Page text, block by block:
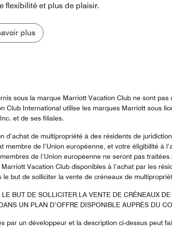
flexibilité et plus de plaisir.
plus
sous la marque Marriott Vacation Club ne sont pas
Club International utilise les marques Marriott sous
et de ses filiales.
d’achat de multipropriété à des résidents de
de l’Union européenne, et votre éligibilité à
de l’Union européenne ne seront pas
Vacation Club disponibles à l’achat par les
but de solliciter la vente de créneaux de
BUT DE SOLLICITER LA VENTE DE CRÉNEAUX
UN PLAN D’OFFRE DISPONIBLE AUPRÈS DU
par un développeur et la description ci-dessus peut